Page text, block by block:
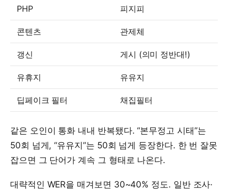
PHP 피지피
콘텐츠 관제체
갱신 게시 (의미 정반대!)
유휴지 유유지
딥페이크 필터 채집필터
같은 오인이 통화 내내 반복됐다. “본무정고 시태”는
50회 넘게, “유유지”는 50회 넘게 등장한다. 한 번 잘못
잡으면 그 단어가 계속 그 형태로 나온다.
대략적인 WER을 매겨보면 30~40% 정도. 일반 조사·